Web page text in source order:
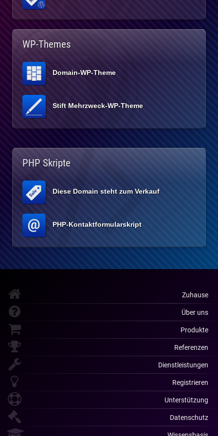
WP-Themes
Domain-WP-Theme
Stift Mehrzweck-WP-Theme
PHP Skripte
Diese Domain steht zum Verkauf
PHP-Kontaktformularskript
Zuhause
Über uns
Produkte
Referenzen
Dienstleistungen
Registrieren
Unterstützung
Datenschutz